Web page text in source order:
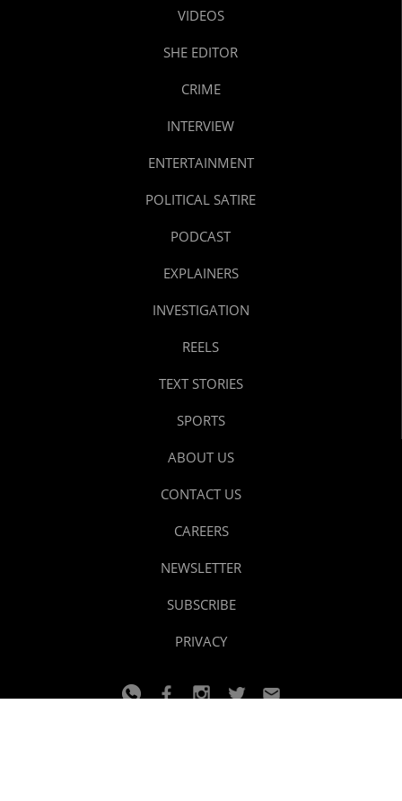
VIDEOS
SHE EDITOR
CRIME
INTERVIEW
ENTERTAINMENT
POLITICAL SATIRE
PODCAST
EXPLAINERS
INVESTIGATION
REELS
TEXT STORIES
SPORTS
ABOUT US
CONTACT US
CAREERS
NEWSLETTER
SUBSCRIBE
PRIVACY